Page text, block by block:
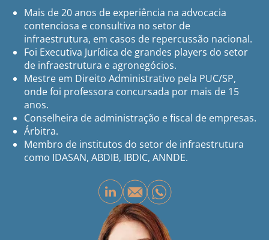
Mais de 20 anos de experiência na advocacia
contenciosa e consultiva no setor de
infraestrutura, em casos de repercussão nacional.
Foi Executiva Jurídica de grandes players do setor
de infraestrutura e agronegócios.
Mestre em Direito Administrativo pela PUC/SP,
onde foi professora concursada por mais de 15
anos.
Conselheira de administração e fiscal de empresas.
Árbitra.
Membro de institutos do setor de infraestrutura
como IDASAN, ABDIB, IBDIC, ANNDE.